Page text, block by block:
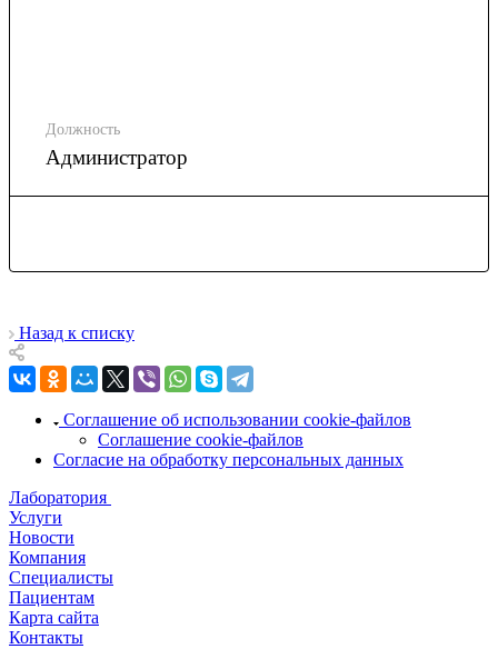
Должность
Администратор
Назад к списку
Соглашение об использовании cookie-файлов
Соглашение cookie-файлов
Согласие на обработку персональных данных
Лаборатория
Услуги
Новости
Компания
Специалисты
Пациентам
Карта сайта
Контакты